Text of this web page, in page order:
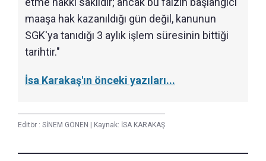
maaşa hak kazanıldığı gün değil, kanunun
SGK'ya tanıdığı 3 aylık işlem süresinin bittiği
tarihtir."
İsa Karakaş'ın önceki yazıları...
Editör : SİNEM GÖNEN | Kaynak: İSA KARAKAŞ